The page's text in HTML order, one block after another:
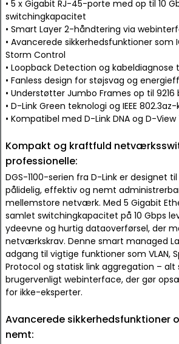
• 5 x Gigabit RJ-45-porte med op til 10
switchingkapacitet
• Smart Layer 2-håndtering via
• Avancerede sikkerhedsfunktioner som
Storm Control
• Loopback Detection og
• Fanless design for støjsvag og
• Understøtter Jumbo Frames op til 9216
• D-Link Green teknologi og IEEE
• Kompatibel med D-Link DNA og D-View
Kompakt og kraftfuld
professionelle:
DGS-1100-serien fra D-Link er designet
pålidelig, effektiv og nemt
mellemstore netværk. Med 5 Gigabit
samlet switchingkapacitet på 10 Gbps
ydeevne og hurtig dataoverførsel, der
netværkskrav. Denne smart managed
adgang til vigtige funktioner som VLAN,
Protocol og statisk link aggregation –
brugervenligt webinterface, der gør
for ikke-eksperter.
Avancerede sikkerhedsfunktioner
nemt: